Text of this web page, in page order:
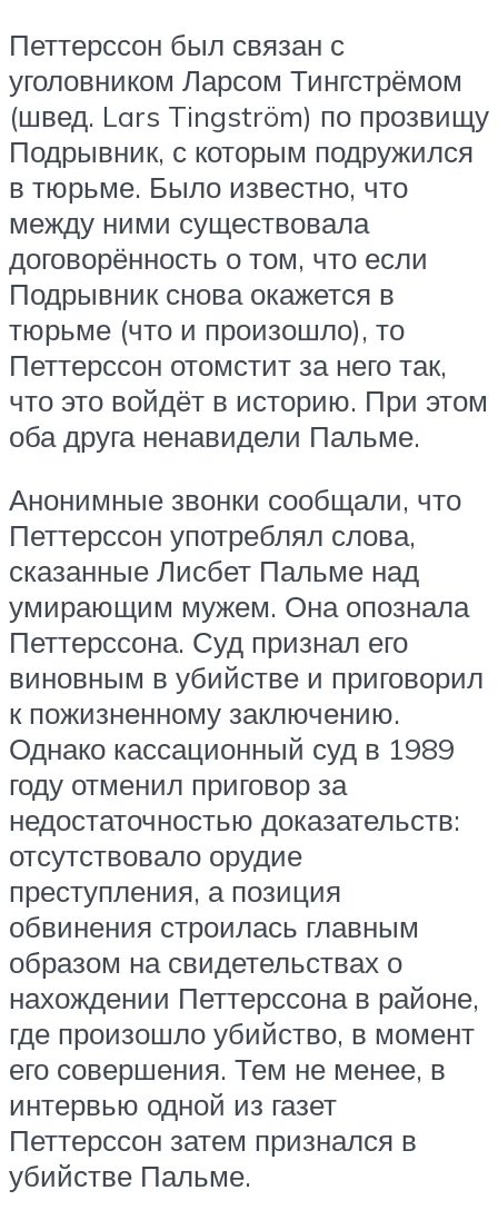
Петтерссон был связан с
уголовником Ларсом Тингстрёмом
(швед. Lars Tingström) по прозвищу
Подрывник, с которым подружился
в тюрьме. Было известно, что
между ними существовала
договорённость о том, что если
Подрывник снова окажется в
тюрьме (что и произошло), то
Петтерссон отомстит за него так,
что это войдёт в историю. При этом
оба друга ненавидели Пальме.
Анонимные звонки сообщали, что
Петтерссон употреблял слова,
сказанные Лисбет Пальме над
умирающим мужем. Она опознала
Петтерссона. Суд признал его
виновным в убийстве и приговорил
к пожизненному заключению.
Однако кассационный суд в 1989
году отменил приговор за
недостаточностью доказательств:
отсутствовало орудие
преступления, а позиция
обвинения строилась главным
образом на свидетельствах о
нахождении Петтерссона в районе,
где произошло убийство, в момент
его совершения. Тем не менее, в
интервью одной из газет
Петтерссон затем признался в
убийстве Пальме.